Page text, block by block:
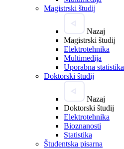
Magistrski študij
Nazaj
Magistrski študij
Elektrotehnika
Multimedija
Uporabna statistika
Doktorski študij
Nazaj
Doktorski študij
Elektrotehnika
Bioznanosti
Statistika
Študentska pisarna